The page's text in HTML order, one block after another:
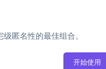
匿名性的最佳组合。
开始使用